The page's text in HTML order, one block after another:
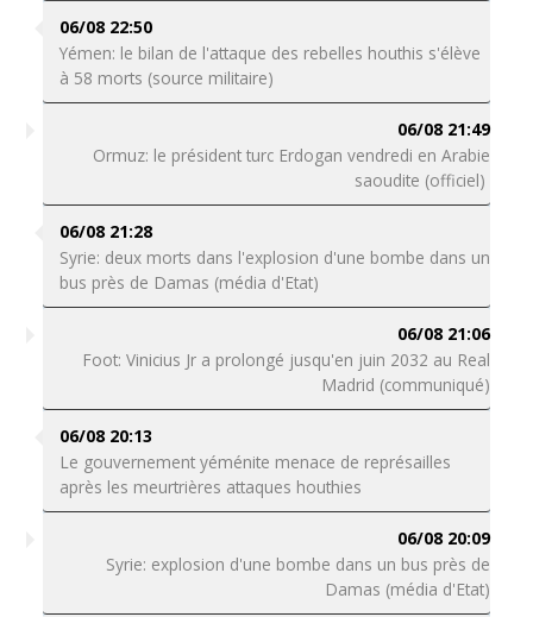
06/08 22:50
Yémen: le bilan de l'attaque des rebelles houthis s'élève
à 58 morts (source militaire)
06/08 21:49
Ormuz: le président turc Erdogan vendredi en Arabie
saoudite (officiel)
06/08 21:28
Syrie: deux morts dans l'explosion d'une bombe dans un
bus près de Damas (média d'Etat)
06/08 21:06
Foot: Vinicius Jr a prolongé jusqu'en juin 2032 au Real
Madrid (communiqué)
06/08 20:13
Le gouvernement yéménite menace de représailles
après les meurtrières attaques houthies
06/08 20:09
Syrie: explosion d'une bombe dans un bus près de
Damas (média d'Etat)